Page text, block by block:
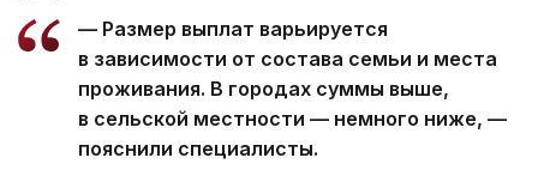
— Размер выплат варьируется
в зависимости от состава семьи и места
проживания. В городах суммы выше,
в сельской местности — немного ниже, —
пояснили специалисты.